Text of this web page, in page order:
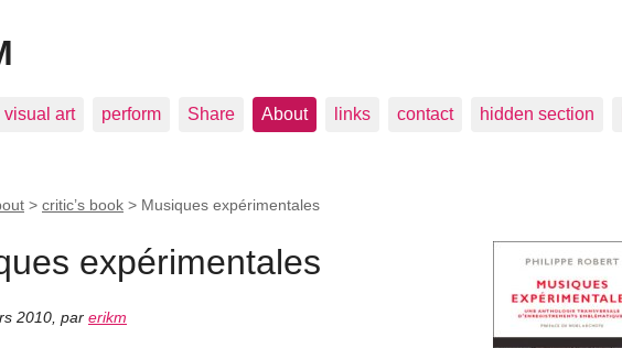
visual art perform Share About links contact hidden section
> critic’s book > Musiques expérimentales
expérimentales
2010 par erikm